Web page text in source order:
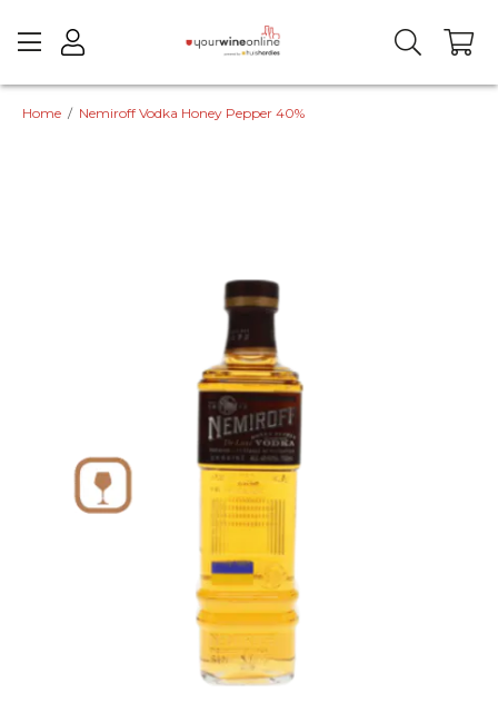
Home / Nemiroff Vodka Honey Pepper 40%